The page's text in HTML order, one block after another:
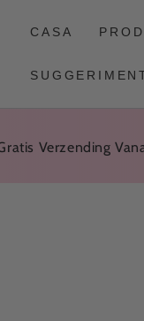
CASA
Verzending Vanaf